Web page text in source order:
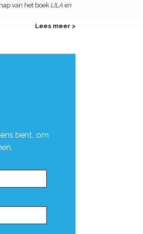
van het boekLILA en
Lees meer >
bent, om